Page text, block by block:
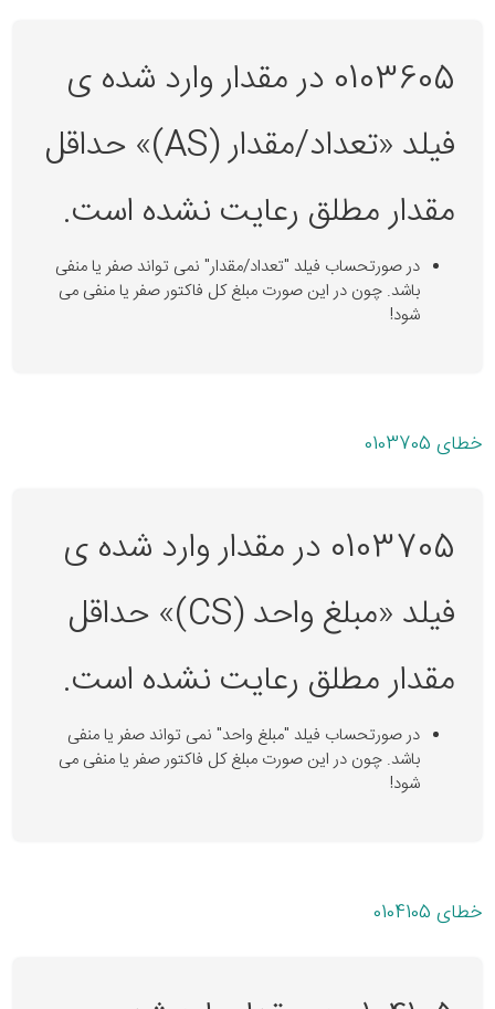
0103605 در مقدار وارد شده ی
فیلد «تعداد/مقدار (AS)» حداقل
مقدار مطلق رعایت نشده است.
در صورتحساب فیلد "تعداد/مقدار" نمی تواند صفر یا منفی
باشد. چون در این صورت مبلغ کل فاکتور صفر یا منفی می
شود!
خطای 0103705
0103705 در مقدار وارد شده ی
فیلد «مبلغ واحد (CS)» حداقل
مقدار مطلق رعایت نشده است.
در صورتحساب فیلد "مبلغ واحد" نمی تواند صفر یا منفی
باشد. چون در این صورت مبلغ کل فاکتور صفر یا منفی می
شود!
خطای 0104105